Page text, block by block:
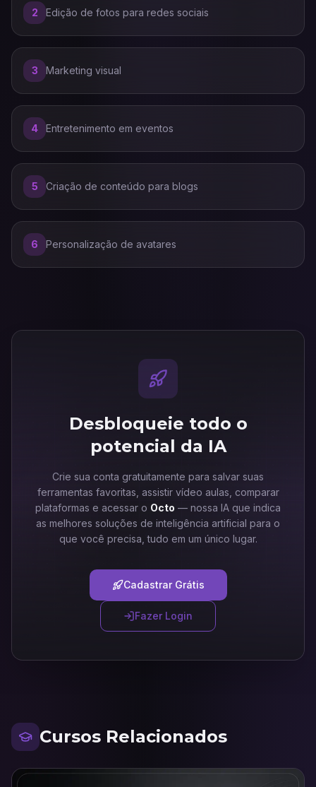
2 Edição de fotos para redes sociais
3 Marketing visual
4 Entretenimento em eventos
5 Criação de conteúdo para blogs
6 Personalização de avatares
Desbloqueie todo o
potencial da IA
Crie sua conta gratuitamente para salvar suas
ferramentas favoritas, assistir vídeo aulas, comparar
plataformas e acessar o Octo — nossa IA que indica
as melhores soluções de inteligência artificial para o
que você precisa, tudo em um único lugar.
Cadastrar Grátis
Fazer Login
Cursos Relacionados